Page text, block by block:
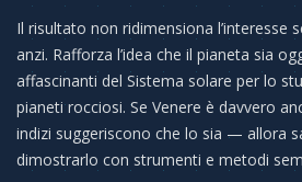
Il risultato non ridimensiona l’interesse
anzi. Rafforza l’idea che il pianeta sia
affascinanti del Sistema solare per lo
pianeti rocciosi. Se Venere è davvero
indizi suggeriscono che lo sia — allora
dimostrarlo con strumenti e metodi